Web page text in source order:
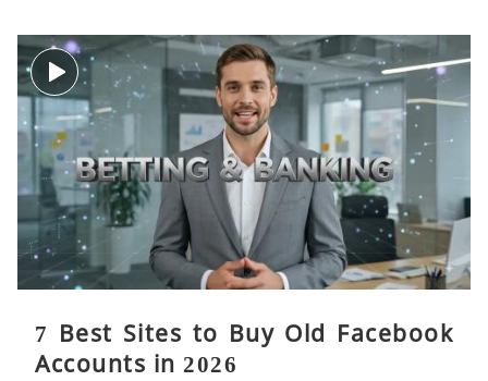
7 Best Sites to Buy Old Facebook
Accounts in 2026